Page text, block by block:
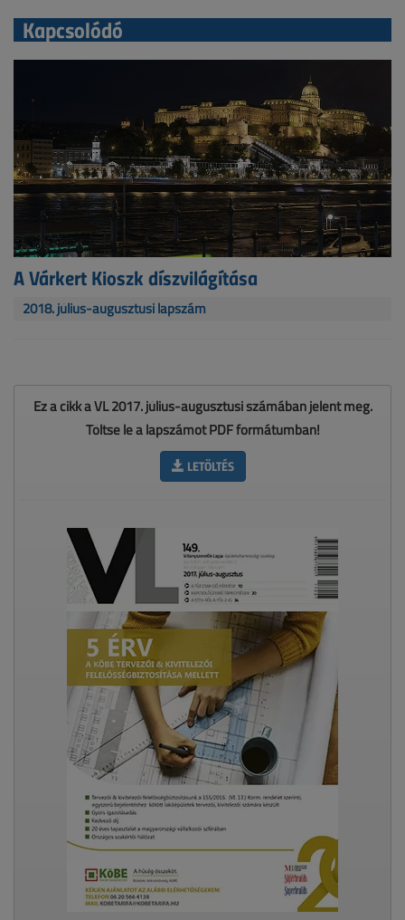
Kapcsolódó
A Várkert Kioszk díszvilágítása
2018. július-augusztusi lapszám
Ez a cikk a VL 2017. július-augusztusi számában jelent meg.
Töltse le a lapszámot PDF formátumban!
LETÖLTÉS